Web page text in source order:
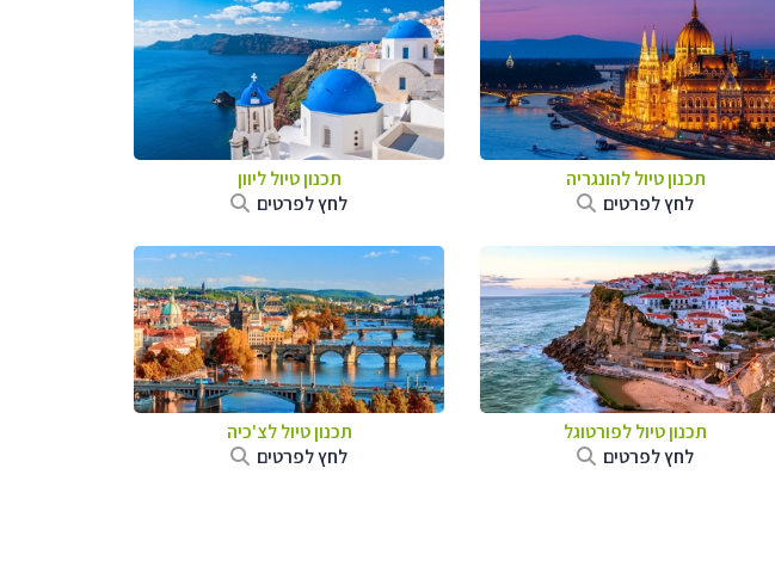
תכנון טיול להונגריה
לחץ לפרטים
תכנון טיול ליוון
לחץ לפרטים
תכנון טיול לפורטוגל
לחץ לפרטים
תכנון טיול לצ'כיה
לחץ לפרטים